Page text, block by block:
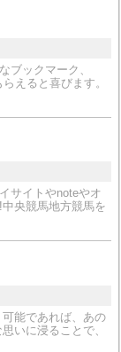
ブックマーク、
えると喜びます。
サイトやnoteやオ
央競馬地方競馬を
能であれば、あの
いに浸ることで、